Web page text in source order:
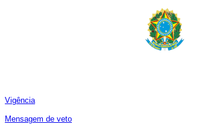
Vigência
Mensagem de veto